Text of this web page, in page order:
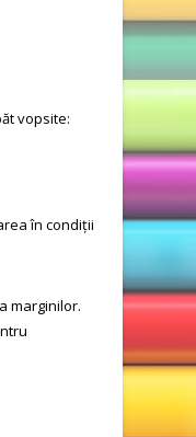
vopsite:
în condiții
marginilor.